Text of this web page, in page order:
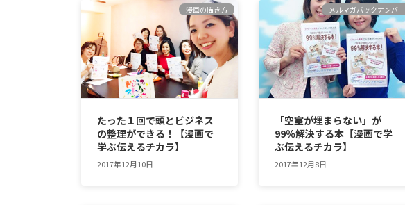
漫画の描き方
たった１回で頭とビジネス
の整理ができる！【漫画で
学ぶ伝えるチカラ】
2017年12月10日
メルマガバックナンバー
「空室が埋まらない」が
99％解決する本【漫画で学
ぶ伝えるチカラ】
2017年12月8日